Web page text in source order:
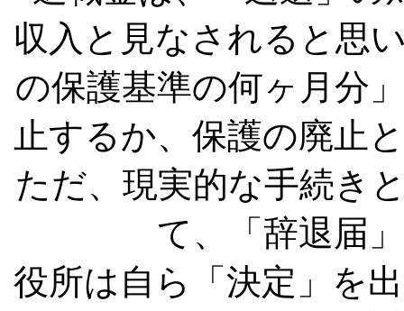
収入と見なされると思
の保護基準の何ヶ月分
止するか、保護の廃止
ただ、現実的な手続き
て、「辞退届
役所は自ら「決定」を